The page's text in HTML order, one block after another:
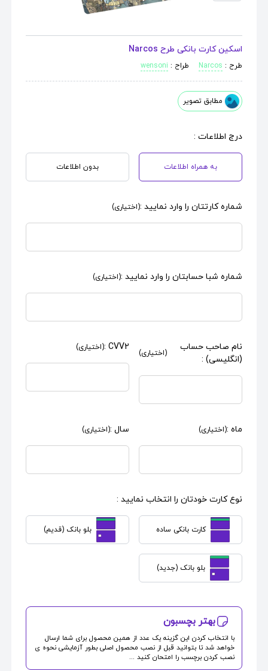
اسکین کارت بانکی طرح Narcos
طرح : Narcos طراح : wensoni
درج اطلاعات :
به همراه اطلاعات بدون اطلاعات
شماره کارتتان را وارد نمایید :(اختیاری)
شماره شبا حسابتان را وارد نمایید :(اختیاری)
نام صاحب حساب
(انگلیسی) :
(اختیاری)
CVV2 : (اختیاری)
ماه :(اختیاری) سال :(اختیاری)
نوع کارت خودتان را انتخاب نمایید :
کارت بانکی ساده بلو بانک (قدیم)
بلو بانک (جدید)
بهتر بچسبون
با انتخاب کردن این گزینه یک عدد از همین محصول برای شما ارسال
خواهد شد تا بتوانید قبل از نصب محصول اصلی بطور آزمایشی نحوه ی
نصب کردن برچسب را امتحان کنید ...
مطابق تصویر